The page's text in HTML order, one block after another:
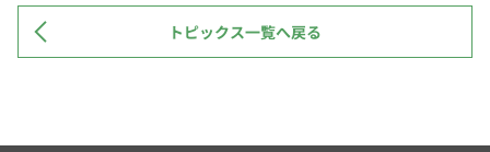
トピックス一覧へ戻る